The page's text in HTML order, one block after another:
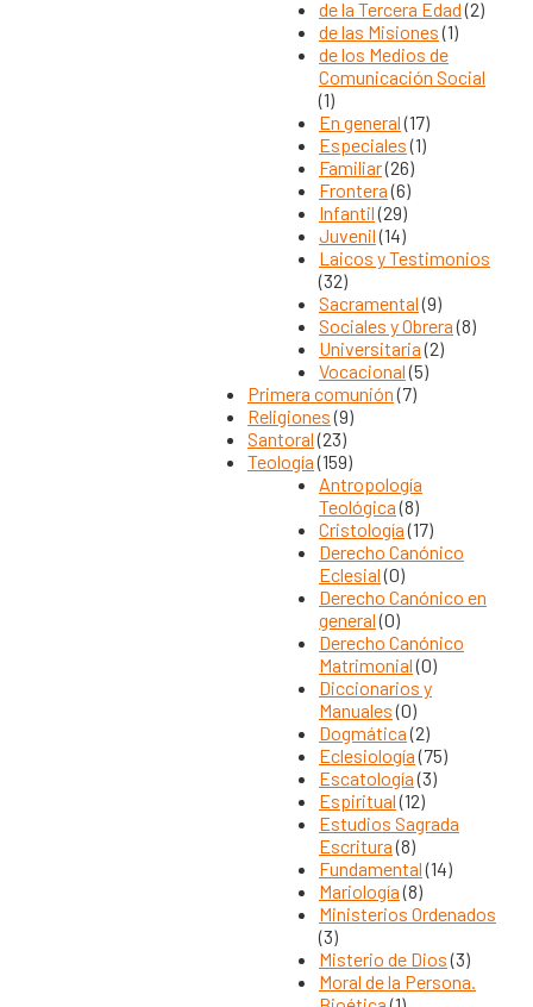
de la Tercera Edad (2)
de las Misiones (1)
de los Medios de
Comunicación Social
(1)
En general (17)
Especiales (1)
Familiar(26)
Frontera (6)
Infantil (29)
Juvenil (14)
Laicos y Testimonios
(32)
Sacramental (9)
Sociales y Obrera (8)
Universitaria (2)
Vocacional (5)
Primera comunión (7)
Religiones (9)
Santoral (23)
Teología (159)
Antropología
Teológica (8)
Cristología (17)
Derecho Canónico
Eclesial (0)
Derecho Canónico en
general (0)
Derecho Canónico
Matrimonial (0)
Diccionarios y
Manuales (0)
Dogmática (2)
Eclesiología (75)
Escatología (3)
Espiritual (12)
Estudios Sagrada
Escritura (8)
Fundamental (14)
Mariología (8)
Ministerios Ordenados
(3)
Misterio de Dios (3)
Moral de la Persona.